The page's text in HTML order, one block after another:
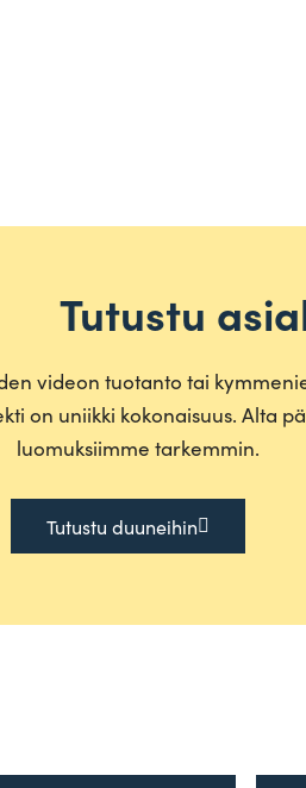
Tutustu
videon tuo­tanto tai
on uniikki koko­naisuus. Alta
luo­muk­siimme tarkemmin.
Tutustu duu­neihin